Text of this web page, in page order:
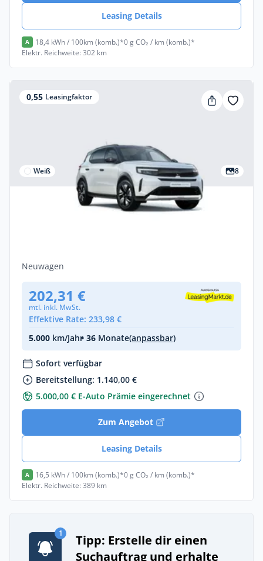
Leasing Details
A 18,4 kWh / 100km (komb.)*0 g CO₂ / km (komb.)*
Elektr. Reichweite: 302 km
0,55 Leasingfaktor
Weiß 8
Neuwagen
202,31 €
mtl. inkl. MwSt.
Effektive Rate: 233,98 €
5.000 km/Jahr• 36 Monate(anpassbar)
Sofort verfügbar
Bereitstellung: 1.140,00 €
5.000,00 € E-Auto Prämie eingerechnet
Zum Angebot
Leasing Details
A 16,5 kWh / 100km (komb.)*0 g CO₂ / km (komb.)*
Elektr. Reichweite: 389 km
1
Tipp: Erstelle dir einen
Suchauftrag und erhalte